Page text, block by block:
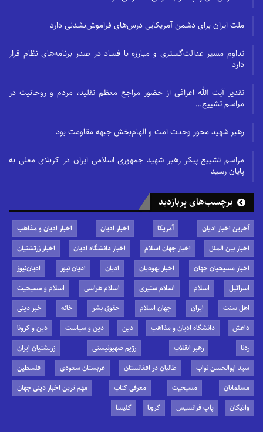
ملت ایران برای دشمن آمریکایی درس‌های فراموش‌نشدنی دارد
تداوم مسیر عدالت‌گستری و مبارزه با فساد در صدر برنامه‌های نظام قرار
دارد
تقدیر آیت الله اعرافی از حضور مراجع معظم تقلید، مردم و روحانیت در
مراسم تشییع…
رهبر شهید محور وحدت امت و الهام‌بخش جبهه مقاومت بود
مراسم تشییع پیکر رهبر شهید جمهوری اسلامی ایران در کربلای معلی به
پایان رسید
برچسب‌های پربازدید
آخرین اخبار ادیان آمریکا اخبار ادیان
اخبار ادیان و مذاهب
اخبار بین الملل
اخبار جهان اسلام اخبار دانشگاه ادیان
اخبار زرتشتیان
اخبار مسیحیان جهان
اخبار یهودیان ادیان ادیان نیوز
ادیان‌نیوز
اسرائیل
اسلام اسلام ستیزی اسلام هراسی
اسلام و مسیحیت
اهل سنت
ایران جهان اسلام حقوق بشر خانه
خبر دینی
داعش
دانشگاه ادیان و مذاهب دین دین و سیاست
دین و کرونا
ردنا
رهبر انقلاب رژیم صهیونیستی
زرتشتیان ایران
سید ابوالحسن نواب
طالبان در افغانستان عربستان سعودی
فلسطین
مسلمانان
مسیحیت معرفی کتاب
مهم ترین اخبار دینی جهان
واتیکان
پاپ فرانسیس کرونا کلیسا